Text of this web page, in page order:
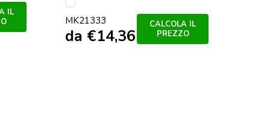
IL
Bianco
MK21333
da €14,36
CALCOLA IL
PREZZO